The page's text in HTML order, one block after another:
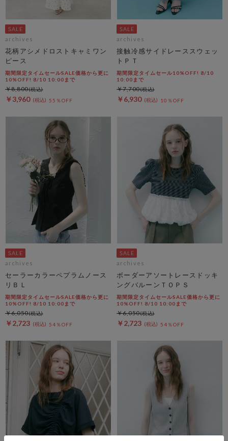
archives
花柄アシメドロストキャミワン
ピース
期間限定タイムセールSALE価格から更に
10%OFF! 8/10 10:00まで
￥3,960 55％OFF
￥8,800
archives
接触冷感サイドレーススウェッ
トＰＴ
期間限定タイムセール10%OFF! 8/10
10:00まで
￥6,930 10％OFF
￥7,700
archives
セーラーカラーペプラムノース
リＢＬ
期間限定タイムセールSALE価格から更に
10%OFF! 8/10 10:00まで
￥2,723 54％OFF
￥6,050
archives
ボーダーアソートレースドッキ
ングバルーンＴＯＰＳ
期間限定タイムセールSALE価格から更に
10%OFF! 8/10 10:00まで
￥2,723 54％OFF
￥6,050